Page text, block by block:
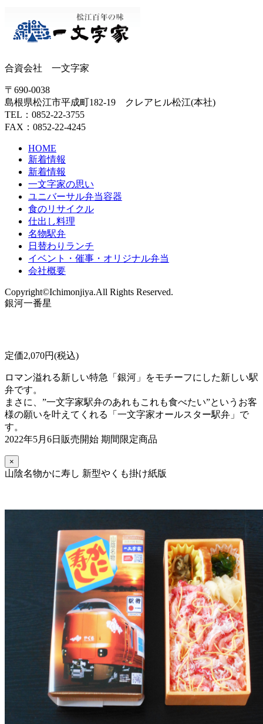
合資会社 一文字家
〒690-0038
島根県松江市平成町182-19 クレアヒル松江(本社)
TEL：0852-22-3755
FAX：0852-22-4245
HOME
新着情報
新着情報
一文字家の思い
ユニバーサル弁当容器
食のリサイクル
仕出し料理
名物駅弁
日替わりランチ
イベント・催事・オリジナル弁当
会社概要
Copyright©Ichimonjiya.All Rights Reserved.
銀河一番星
定価2,070円(税込)
ロマン溢れる新しい特急「銀河」をモチーフにした新しい駅
弁です。
まさに、”一文字家駅弁のあれもこれも食べたい”というお客
様の願いを叶えてくれる「一文字家オールスター駅弁」で
す。
2022年5月6日販売開始 期間限定商品
×
山陰名物かに寿し 新型やくも掛け紙版